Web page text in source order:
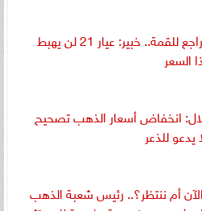
الذهب راجع للقمة.. خبير: عيار 21 لن يهبط
السعر
انخفاض أسعار الذهب تصحيح
للذعر
أم ننتظر؟.. رئيس شعبة الذهب